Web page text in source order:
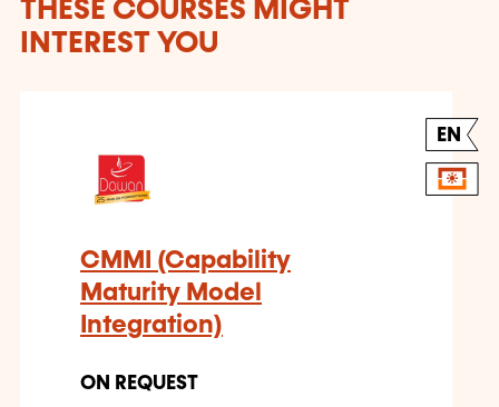
THESE COURSES MIGHT
INTEREST YOU
EN
CMMI (Capability
Maturity Model
Integration)
ON REQUEST